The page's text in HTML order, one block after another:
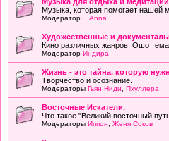
Музыка, которая помогает нашей
Модератор ...Anna...
Художественные и
Кино различных жанров, Ошо
Модератор Индира
Жизнь - это тайна, которую
Творчество и осознание.
Модераторы Гьян Ниди Пхуллера
Восточные Искатели.
Что такое "Великий восточный
Модераторы Иппон Женя Соков